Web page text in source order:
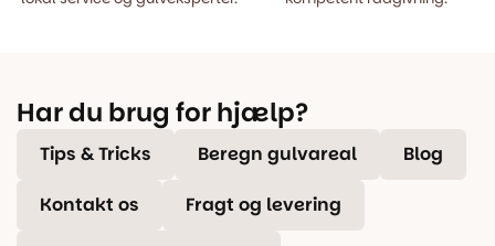
Har du brug for hjælp?
Tips & Tricks Beregn gulvareal Blog
Kontakt os Fragt og levering